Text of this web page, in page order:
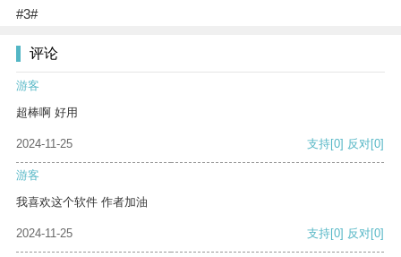
#3#
评论
游客
超棒啊 好用
2024-11-25 支持[0] 反对[0]
游客
我喜欢这个软件 作者加油
2024-11-25 支持[0] 反对[0]